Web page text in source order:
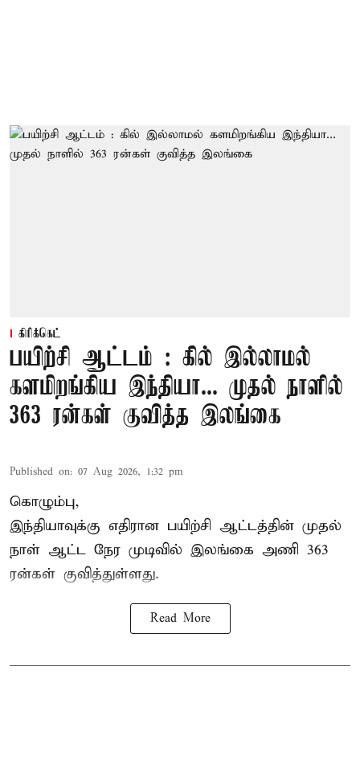
கிரிக்கெட்
பயிற்சி ஆட்டம் : கில் இல்லாமல்
களமிறங்கிய இந்தியா... முதல் நாளில்
363 ரன்கள் குவித்த இலங்கை
Published on: 07 Aug 2026, 1:32 pm
கொழும்பு,
இந்தியாவுக்கு எதிரான பயிற்சி ஆட்டத்தின் முதல்
நாள் ஆட்ட நேர முடிவில் இலங்கை அணி 363
ரன்கள் குவித்துள்ளது.
Read More